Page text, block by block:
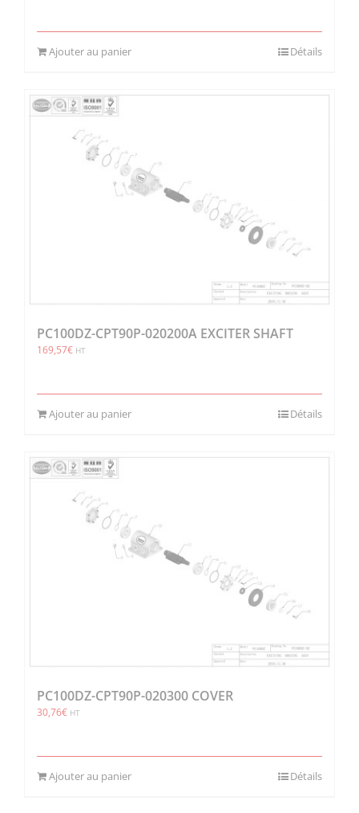
Ajouter au panier Détails
PC100DZ-CPT90P-020200A EXCITER SHAFT
169,57€ HT
Ajouter au panier Détails
PC100DZ-CPT90P-020300 COVER
30,76€ HT
Ajouter au panier Détails